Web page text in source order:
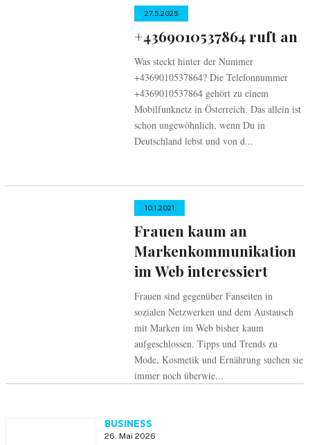
27.5.2025
+4369010537864 ruft an
Was steckt hinter der Nummer
+4369010537864? Die Telefonnummer
+4369010537864 gehört zu einem
Mobilfunknetz in Österreich. Das allein ist
schon ungewöhnlich, wenn Du in
Deutschland lebst und von d...
10.1.2021
Frauen kaum an
Markenkommunikation
im Web interessiert
Frauen sind gegenüber Fanseiten in
sozialen Netzwerken und dem Austausch
mit Marken im Web bisher kaum
aufgeschlossen. Tipps und Trends zu
Mode, Kosmetik und Ernährung suchen sie
immer noch überwie...
BUSINESS
26. Mai 2026